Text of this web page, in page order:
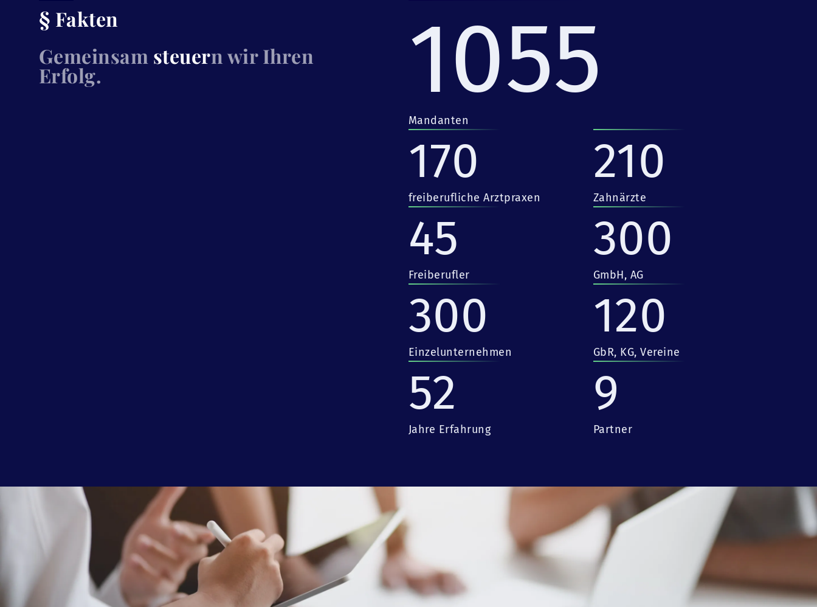
§ Fakten
Gemeinsam steuern wir Ihren
Erfolg. 1055
Mandanten
170
freiberufliche Arztpraxen
210
Zahnärzte
45
Freiberufler
300
GmbH, AG
300
Einzelunternehmen
120
GbR, KG, Vereine
52
Jahre Erfahrung
9
Partner